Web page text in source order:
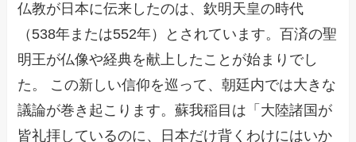
仏教が日本に伝来したのは、欽明天皇の時代
（538年または552年）とされています。百済の聖
明王が仏像や経典を献上したことが始まりでし
た。 この新しい信仰を巡って、朝廷内では大きな
議論が巻き起こります。蘇我稲目は「大陸諸国が
皆礼拝しているのに、日本だけ背くわけにはいか